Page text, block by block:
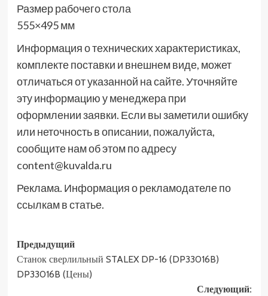
Размер рабочего стола
555×495 мм
Информация о технических характеристиках,
комплекте поставки и внешнем виде, может
отличаться от указанной на сайте. Уточняйте
эту информацию у менеджера при
оформлении заявки. Если вы заметили ошибку
или неточность в описании, пожалуйста,
сообщите нам об этом по адресу
content@kuvalda.ru
Реклама. Информация о рекламодателе по
ссылкам в статье.
Навигация
записи
Предыдущий
Станок сверлильный STALEX DP-16 (DP33016B)
DP33016B (Цены)
Следующий: